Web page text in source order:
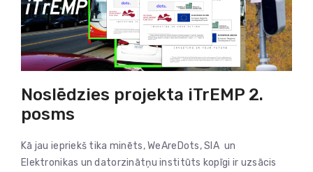
Noslēdzies projekta iTrEMP 2.
posms
Kā jau iepriekš tika minēts, WeAreDots, SIA un
Elektronikas un datorzinātņu institūts kopīgi ir uzsācis